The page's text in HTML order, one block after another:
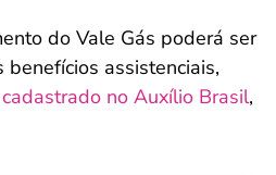
do Vale Gás poderá ser
benefícios assistenciais,
cadastrado no Auxílio Brasil,